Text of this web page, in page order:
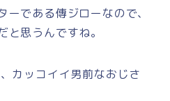
である傳ジローなので、
思うんですね。
カッコイイ男前なおじさ